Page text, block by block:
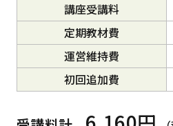
講座受講料
定期教材費
運営維持費
初回追加費